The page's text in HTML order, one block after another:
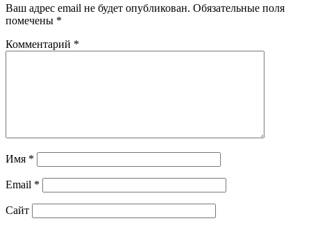
Ваш адрес email не будет опубликован. Обязательные поля
помечены *
Комментарий *
Имя *
Email *
Сайт